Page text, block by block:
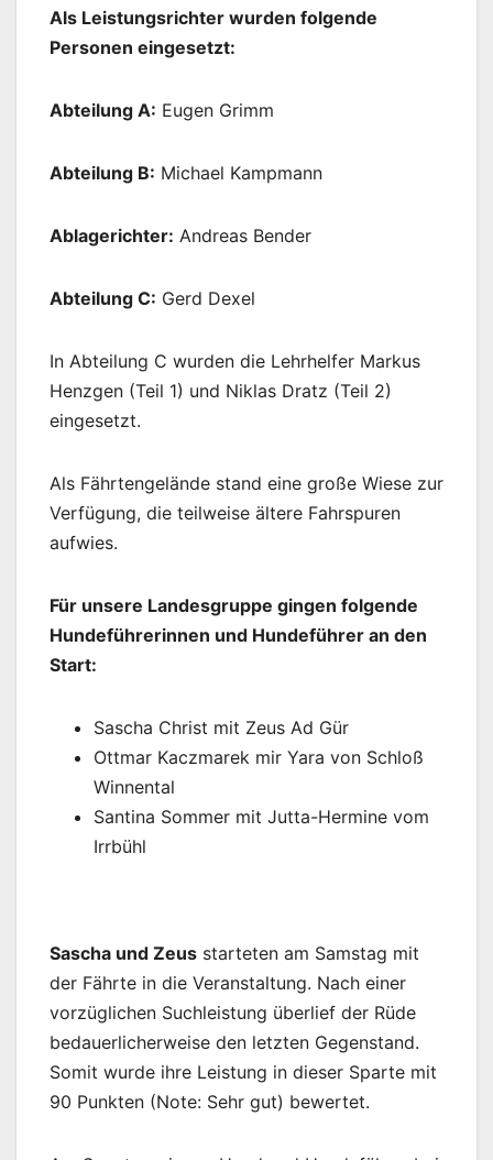
Als Leistungsrichter wurden folgende
Personen eingesetzt:
Abteilung A: Eugen Grimm
Abteilung B: Michael Kampmann
Ablagerichter: Andreas Bender
Abteilung C: Gerd Dexel
In Abteilung C wurden die Lehrhelfer Markus
Henzgen (Teil 1) und Niklas Dratz (Teil 2)
eingesetzt.
Als Fährtengelände stand eine große Wiese zur
Verfügung, die teilweise ältere Fahrspuren
aufwies.
Für unsere Landesgruppe gingen folgende
Hundeführerinnen und Hundeführer an den
Start:
Sascha Christ mit Zeus Ad Gür
Ottmar Kaczmarek mir Yara von Schloß
Winnental
Santina Sommer mit Jutta-Hermine vom
Irrbühl
Sascha und Zeus starteten am Samstag mit
der Fährte in die Veranstaltung. Nach einer
vorzüglichen Suchleistung überlief der Rüde
bedauerlicherweise den letzten Gegenstand.
Somit wurde ihre Leistung in dieser Sparte mit
90 Punkten (Note: Sehr gut) bewertet.